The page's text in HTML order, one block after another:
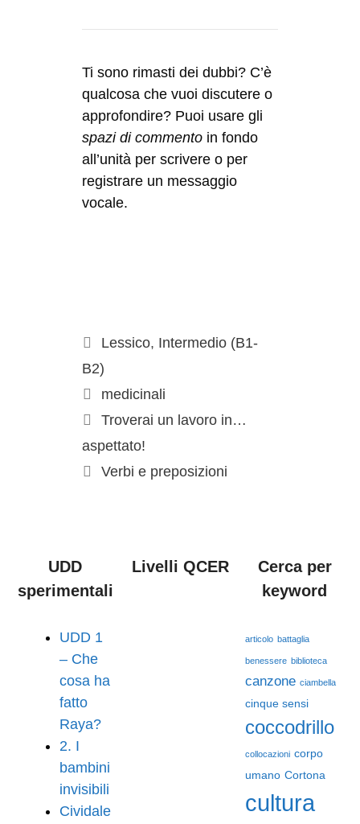
Ti sono rimasti dei dubbi? C’è
qualcosa che vuoi discutere o
approfondire? Puoi usare gli
spazi di commento in fondo
all’unità per scrivere o per
registrare un messaggio
vocale.
Lessico, Intermedio (B1-
B2)
medicinali
Troverai un lavoro in…
aspettato!
Verbi e preposizioni
UDD
sperimentali
UDD 1
– Che
cosa ha
fatto
Raya?
2. I
bambini
invisibili
Cividale
Livelli QCER
Cerca per
keyword
articolo battaglia
benessere biblioteca
canzone ciambella
cinque sensi
coccodrillo
collocazioni corpo
umano Cortona
cultura